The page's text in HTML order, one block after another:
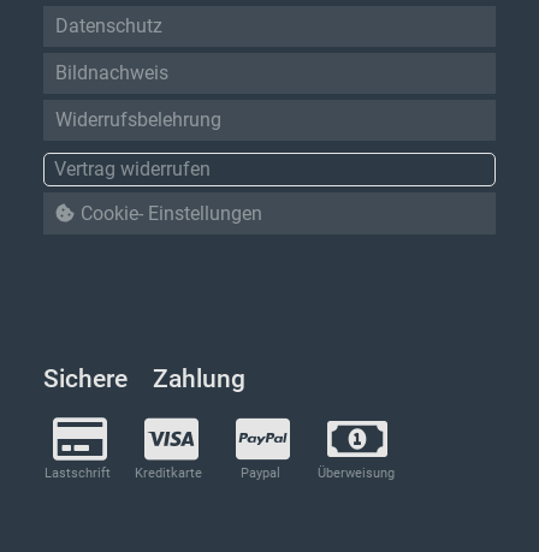
Sichere Zahlung
Lastschrift Kreditkarte Paypal Überweisung
Datenschutz
Bildnachweis
Widerrufsbelehrung
Vertrag widerrufen
Cookie- Einstellungen